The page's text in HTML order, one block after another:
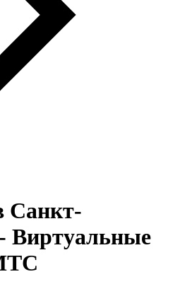
Санкт-
Виртуальные